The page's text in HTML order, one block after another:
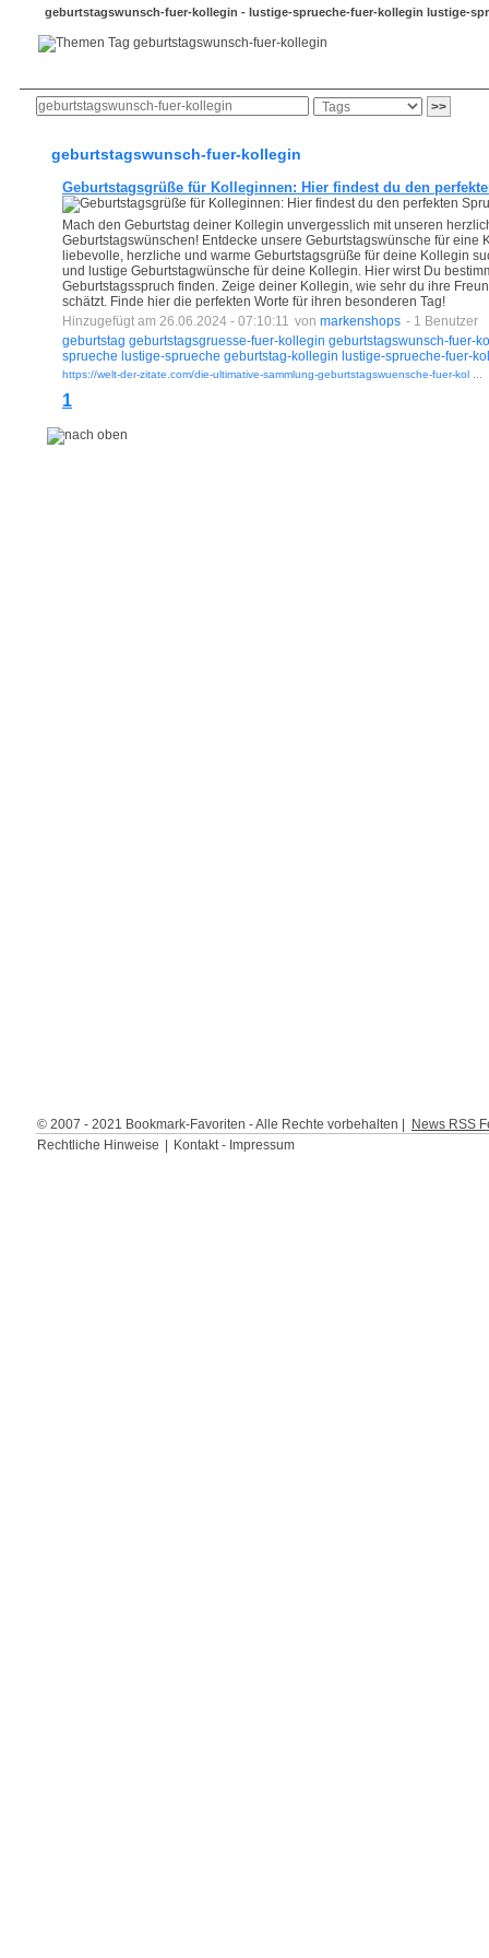
geburtstagswunsch-fuer-kollegin - lustige-sprueche-fuer-kollegin lustige-
geburtstagswunsch-fuer-kollegin
Geburtstagsgrüße für Kolleginnen: Hier findest du den
Mach den Geburtstag deiner Kollegin unvergesslich mit unseren
Geburtstagswünschen! Entdecke unsere Geburtstagswünsche für eine
liebevolle, herzliche und warme Geburtstagsgrüße für deine Kollegin
und lustige Geburtstagwünsche für deine Kollegin. Hier wirst Du
Geburtstagsspruch finden. Zeige deiner Kollegin, wie sehr du ihre
schätzt. Finde hier die perfekten Worte für ihren besonderen Tag!
Hinzugefügt am 26.06.2024 - 07:10:11 von markenshops - 1 Benutzer
geburtstag geburtstagsgruesse-fuer-kollegin geburtstagswunsch-fuer-
sprueche lustige-sprueche geburtstag-kollegin lustige-sprueche-fuer-
https://welt-der-zitate.com/die-ultimative-sammlung-geburtstagswuensche-fuer-kol ...
1
© 2007 - 2021 Bookmark-Favoriten - Alle Rechte vorbehalten |
News RSS
Rechtliche Hinweise
Kontakt - Impressum